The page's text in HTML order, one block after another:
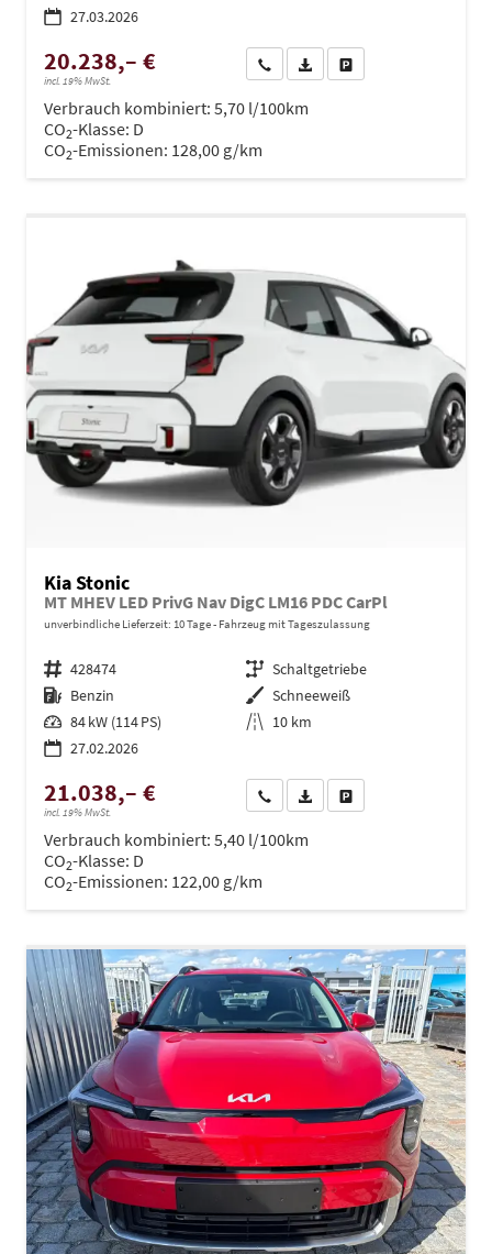
27.03.2026
20.238,– €
incl. 19% MwSt.
Wir rufen Sie anPDF-Datei, Fahrzeugexposé
Verbrauch kombiniert: 5,70 l/100km
CO2-Klasse: D
CO2-Emissionen: 128,00 g/km
Kia Stonic
MT MHEV LED PrivG Nav DigC LM16 PDC CarPl
unverbindliche Lieferzeit: 10 Tage Fahrzeug mit Tageszulassung
Fahrzeugnr. 428474 Getriebe Schaltgetriebe
Kraftstoff Benzin Außenfarbe Schneeweiß
Leistung 84 kW (114 PS) Kilometerstand 10 km
27.02.2026
21.038,– €
incl. 19% MwSt.
Wir rufen Sie anPDF-Datei, Fahrzeugexposé
Verbrauch kombiniert: 5,40 l/100km
CO2-Klasse: D
CO2-Emissionen: 122,00 g/km